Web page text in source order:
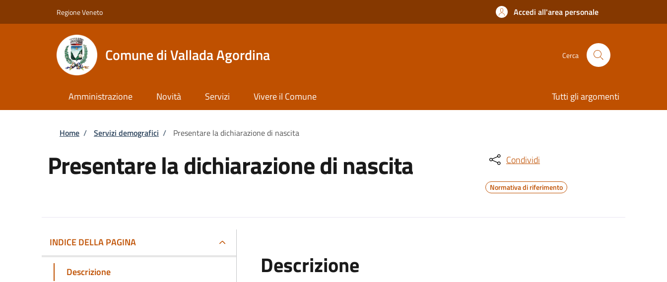
Regione Veneto Accedi all'area personale
Comune di Vallada Agordina Cerca
Amministrazione Novità Servizi Vivere il Comune Tutti gli argomenti
Briciole di pane
Home / Servizi demografici / Presentare la dichiarazione di nascita
Presentare la dichiarazione di nascita Condividi
Normativa di riferimento
INDICE DELLA PAGINA
Descrizione
Descrizione